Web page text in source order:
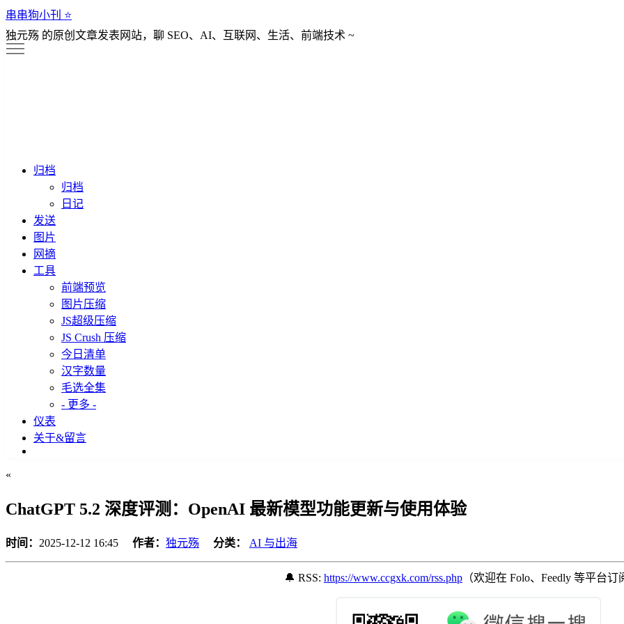
串串狗小刊 ⭐️
独元殇 的原创文章发表网站，聊 SEO、AI、互联网、生活、前端技术 ~
归档
归档
日记
发送
图片
网摘
工具
前端预览
图片压缩
JS超级压缩
JS Crush 压缩
今日清单
汉字数量
毛选全集
- 更多 -
仪表
关于&留言
«
ChatGPT 5.2 深度评测：OpenAI 最新模型功能更新与使用体验
时间： 2025-12-12 16:45 作者： 独元殇 分类： AI 与出海
🔔 RSS: https://www.ccgxk.com/rss.php （欢迎在 Folo、Feedly 等平台